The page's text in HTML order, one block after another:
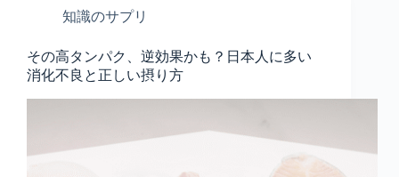
知識のサプリ
その高タンパク、逆効果かも？日本人に多い
消化不良と正しい摂り方